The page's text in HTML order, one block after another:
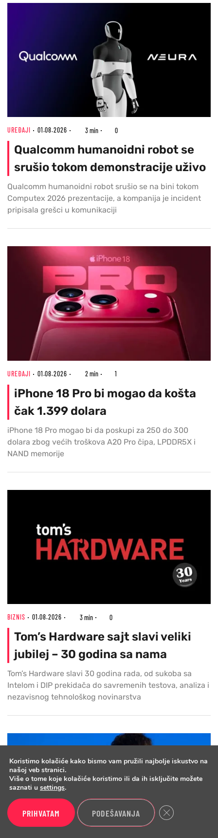
UREĐAJI 01.08.2026 3 min 0
Qualcomm humanoidni robot se
srušio tokom demonstracije uživo
Qualcomm humanoidni robot srušio se na bini tokom
Computex 2026 prezentacije, a kompanija je incident
pripisala grešci u komunikaciji
UREĐAJI 01.08.2026 2 min 1
iPhone 18 Pro bi mogao da košta
čak 1.399 dolara
iPhone 18 Pro mogao bi da poskupi za 250 do 300
dolara zbog većih troškova A20 Pro čipa, LPDDR5X i
NAND memorije
BIZNIS 01.08.2026 3 min 0
Tom’s Hardware sajt slavi veliki
jubilej – 30 godina sa nama
Tom’s Hardware slavi 30 godina rada, od sukoba sa
Intelom i DIP prekidača do savremenih testova, analiza i
nezavisnog tehnološkog novinarstva
Koristimo kolačiće kako bismo vam pružili najbolje iskustvo na
našoj veb stranici.
Više o tome koje kolačiće koristimo ili da ih isključite možete
saznati u settings.
PRIHVATAM PODEŠAVANJA Close GDPR